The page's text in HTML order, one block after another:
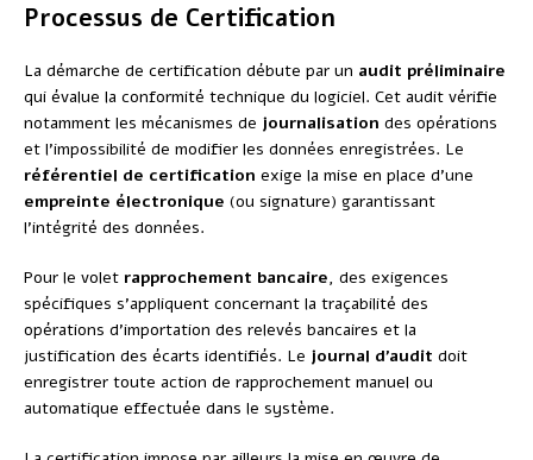
Processus de Certification
La démarche de certification débute par un audit préliminaire
qui évalue la conformité technique du logiciel. Cet audit vérifie
notamment les mécanismes de journalisation des opérations
et l’impossibilité de modifier les données enregistrées. Le
référentiel de certification exige la mise en place d’une
empreinte électronique (ou signature) garantissant
l’intégrité des données.
Pour le volet rapprochement bancaire, des exigences
spécifiques s’appliquent concernant la traçabilité des
opérations d’importation des relevés bancaires et la
justification des écarts identifiés. Le journal d’audit doit
enregistrer toute action de rapprochement manuel ou
automatique effectuée dans le système.